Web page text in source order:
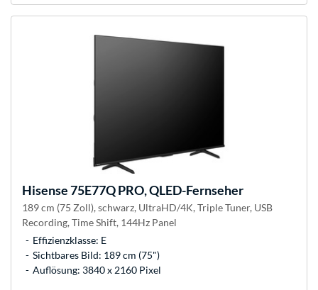
Hisense75E77Q PRO, QLED-Fernseher
189 cm (75 Zoll), schwarz, UltraHD/4K, Triple Tuner, USB
Recording, Time Shift, 144Hz Panel
Effizienzklasse: E
Sichtbares Bild: 189 cm (75")
Auflösung: 3840 x 2160 Pixel